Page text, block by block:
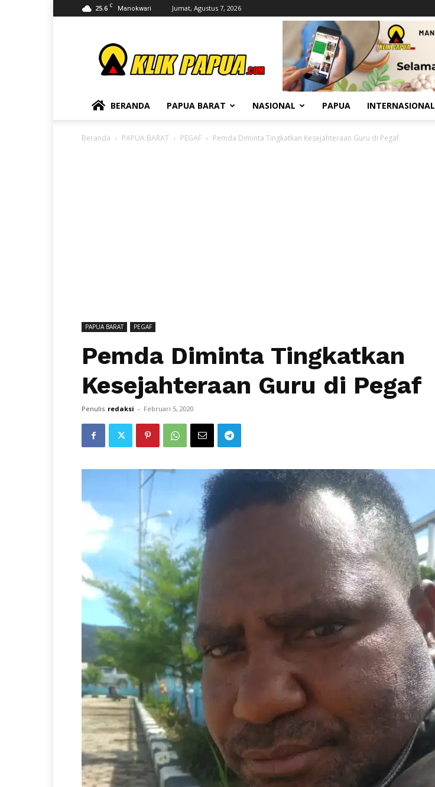
25.6 C Manokwari Jumat, Agustus 7, 2026
BERANDA PAPUA BARAT NASIONAL PAPUA INTERNASIONAL
Beranda PAPUA BARAT PEGAF Pemda Diminta Tingkatkan Kesejahteraan Guru di Pegaf
PAPUA BARAT PEGAF
Pemda Diminta Tingkatkan
Kesejahteraan Guru di Pegaf
Penulis redaksi - Februari 5, 2020